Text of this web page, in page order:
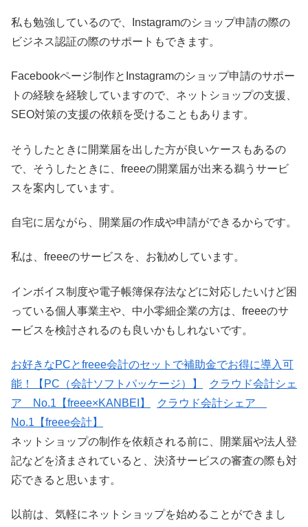
私も勉強しているので、Instagramのショップ申請の際の
ビジネス認証の際のサポートもできます。
Facebookページ制作とInstagramのショップ申請のサポー
トの経験を経験していますので、ネットショップの支援、
SEO対策の支援の依頼を受けることもあります。
そうしたときに開業届を出した方が良いケースもあるの
で、そうしたときに、freeeの開業届が出来る鵜うサービ
スを案内しています。
自宅に居ながら、開業届の作成や申請ができるからです。
私は、freeeのサービスを、お勧めしています。
インボイス制度や電子帳簿保存法などに対応したいけど困
っている個人事業主や、中小零細企業の方は、freeeのサ
ービスを検討されるのも良いかもしれないです。
お好きなPCとfreee会計のセットで補助金でお得に導入可
能！【PC（会計ソフトパッケージ）】
クラウド会計シェ
ア No.1【freee×KANBEI】
クラウド会計シェア
No.1【freee会計】
ネットショップの制作を依頼される前に、開業届や法人登
記などを済まされていると、決済サービスの審査の際も対
応できると思います。
以前は、気軽にネットショップを始めることができまし